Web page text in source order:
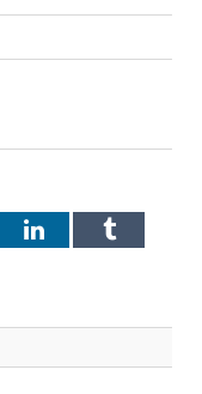
LinkedInTumblr